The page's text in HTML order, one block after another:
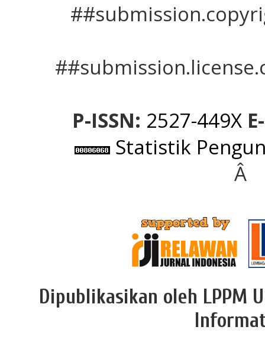
P-ISSN: 2527-449X
Statistik
Â
Dipublikasikan oleh LPPM